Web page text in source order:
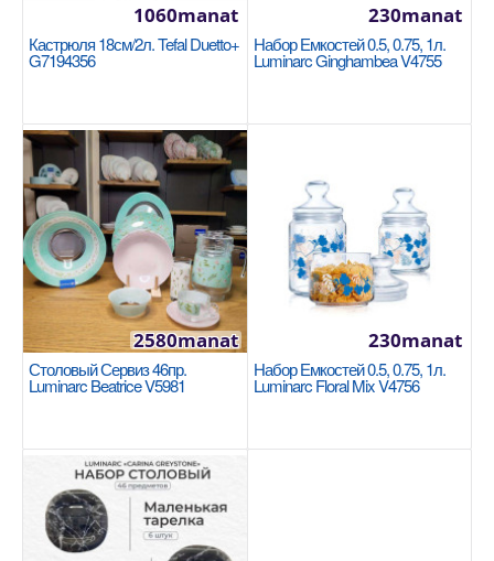
Добавь в сравнения
В избранные
Кастрюля 28x17cm / 10.2л Korkmaz Proline
A1163
Размер: 28x17cm / 10.2л 18/10 Cr-Ni нержавеющая
сталь Подошва Super Capsule обеспечивает
однородн..
Кастрюля 18см/2л. Tefal Duetto+
G7194356
1060manat
Набор Емкостей 0.5, 0.75, 1л.
Luminarc Ginghambea V4755
230manat
Столовый Сервиз 46пр.
Luminarc Beatrice V5981
2580manat
Набор Емкостей 0.5, 0.75, 1л.
Luminarc Floral Mix V4756
230manat